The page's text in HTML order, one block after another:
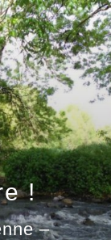
!
–